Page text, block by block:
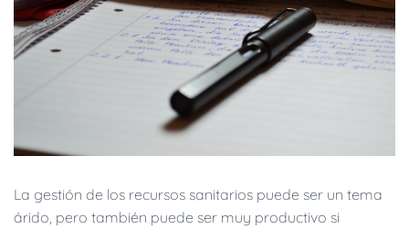
La gestión de los recursos sanitarios puede ser un tema
árido, pero también puede ser muy productivo si